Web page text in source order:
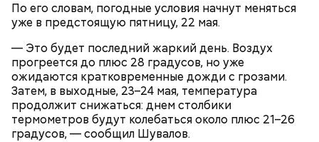
По его словам, погодные условия начнут меняться
уже в предстоящую пятницу, 22 мая.
— Это будет последний жаркий день. Воздух
прогреется до плюс 28 градусов, но уже
ожидаются кратковременные дожди с грозами.
Затем, в выходные, 23–24 мая, температура
продолжит снижаться: днем столбики
термометров будут колебаться около плюс 21–26
градусов, — сообщил Шувалов.
Обмануть глаз